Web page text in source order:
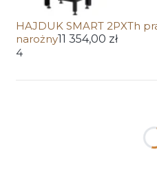
HAJDUK SMART 2PXTh
narożny11 354,00 zł
4